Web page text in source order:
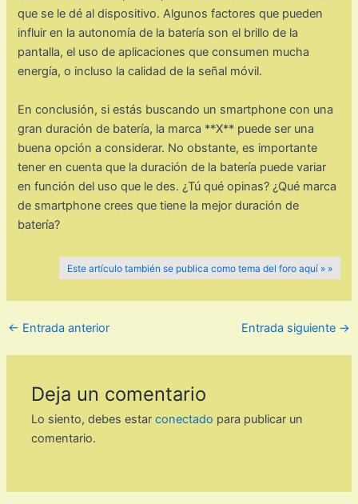
que se le dé al dispositivo. Algunos factores que pueden
influir en la autonomía de la batería son el brillo de la
pantalla, el uso de aplicaciones que consumen mucha
energía, o incluso la calidad de la señal móvil.
En conclusión, si estás buscando un smartphone con una
gran duración de batería, la marca **X** puede ser una
buena opción a considerar. No obstante, es importante
tener en cuenta que la duración de la batería puede variar
en función del uso que le des. ¿Tú qué opinas? ¿Qué marca
de smartphone crees que tiene la mejor duración de
batería?
Este artículo también se publica como tema del foro aquí » »
← Entrada anterior Entrada siguiente →
Deja un comentario
Lo siento, debes estarconectado para publicar un
comentario.